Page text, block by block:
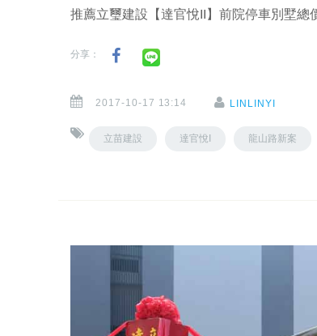
推薦立璽建設【達官悅II】前院停車別墅總
分享：
2017-10-17 13:14 LINLINYI
立苗建設 達官悅I 龍山路新案